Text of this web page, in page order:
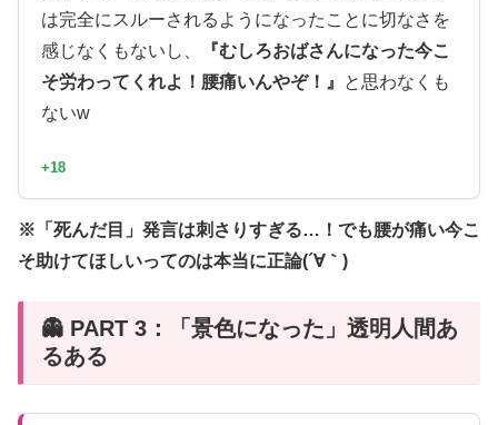
は完全にスルーされるようになったことに切なさを
感じなくもないし、
『むしろおばさんになった今こ
そ労わってくれよ！腰痛いんやぞ！』
と思わなくも
ないw
+18
※「死んだ目」発言は刺さりすぎる…！でも腰が痛い今こ
そ助けてほしいってのは本当に正論(´∀｀)
👻 PART 3：「景色になった」透明人間あ
るある